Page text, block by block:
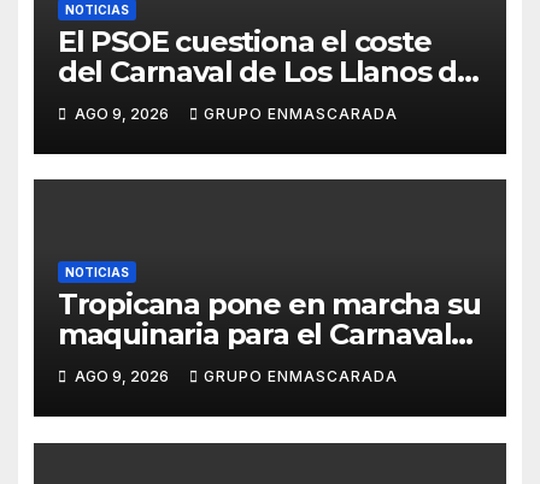
NOTICIAS
El PSOE cuestiona el coste
del Carnaval de Los Llanos de
Aridane y reclama mayor
control del gasto municipal
AGO 9, 2026 GRUPO ENMASCARADA
NOTICIAS
Tropicana pone en marcha su
maquinaria para el Carnaval
2027 con los primeros
ensayos de Lucas Darias
AGO 9, 2026 GRUPO ENMASCARADA